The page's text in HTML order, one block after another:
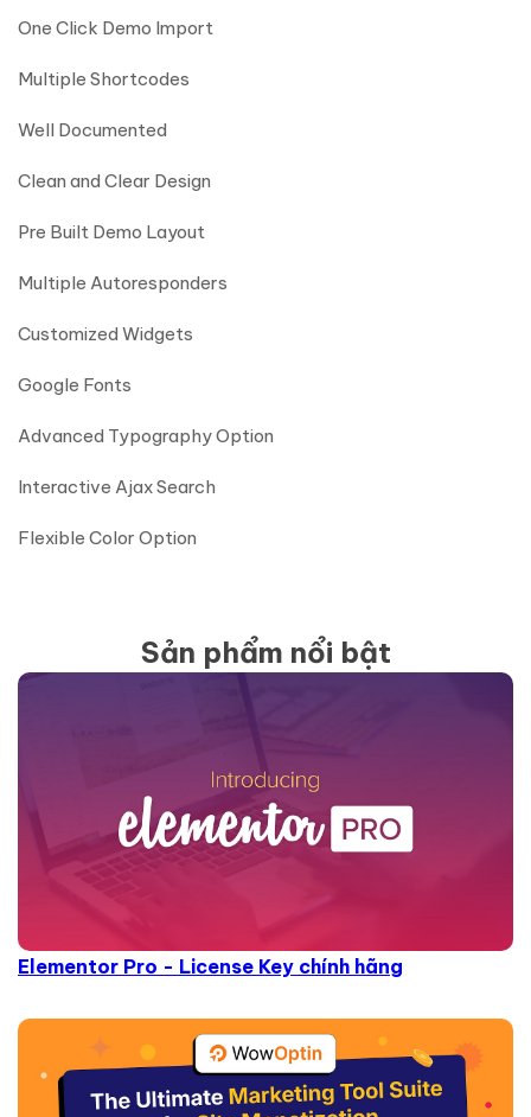
One Click Demo Import
Multiple Shortcodes
Well Documented
Clean and Clear Design
Pre Built Demo Layout
Multiple Autoresponders
Customized Widgets
Google Fonts
Advanced Typography Option
Interactive Ajax Search
Flexible Color Option
Sản phẩm nổi bật
Elementor Pro - License Key chính hãng